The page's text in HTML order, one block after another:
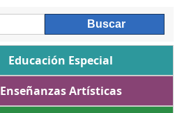
Educación Especial
Enseñanzas Artísticas